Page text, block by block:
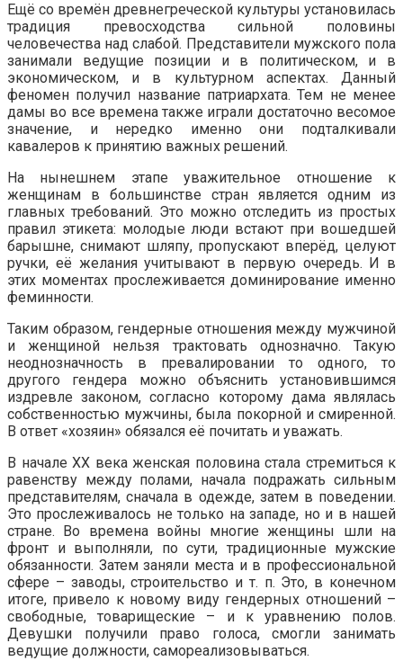
Ещё со времён древнегреческой культуры установилась
традиция превосходства сильной половины
человечества над слабой. Представители мужского пола
занимали ведущие позиции и в политическом, и в
экономическом, и в культурном аспектах. Данный
феномен получил название патриархата. Тем не менее
дамы во все времена также играли достаточно весомое
значение, и нередко именно они подталкивали
кавалеров к принятию важных решений.
На нынешнем этапе уважительное отношение к
женщинам в большинстве стран является одним из
главных требований. Это можно отследить из простых
правил этикета: молодые люди встают при вошедшей
барышне, снимают шляпу, пропускают вперёд, целуют
ручки, её желания учитывают в первую очередь. И в
этих моментах прослеживается доминирование именно
феминности.
Таким образом, гендерные отношения между мужчиной
и женщиной нельзя трактовать однозначно. Такую
неоднозначность в превалировании то одного, то
другого гендера можно объяснить установившимся
издревле законом, согласно которому дама являлась
собственностью мужчины, была покорной и смиренной.
В ответ «хозяин» обязался её почитать и уважать.
В начале ХХ века женская половина стала стремиться к
равенству между полами, начала подражать сильным
представителям, сначала в одежде, затем в поведении.
Это прослеживалось не только на западе, но и в нашей
стране. Во времена войны многие женщины шли на
фронт и выполняли, по сути, традиционные мужские
обязанности. Затем заняли места и в профессиональной
сфере – заводы, строительство и т. п. Это, в конечном
итоге, привело к новому виду гендерных отношений –
свободные, товарищеские – и к уравнению полов.
Девушки получили право голоса, смогли занимать
ведущие должности, самореализовываться.